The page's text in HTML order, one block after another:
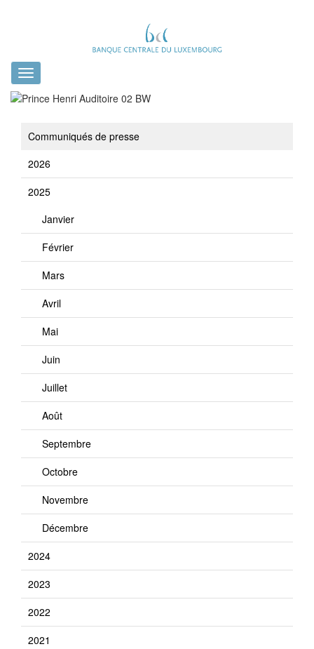
Toggle
navigation
Communiqués de presse
2026
2025
Janvier
Février
Mars
Avril
Mai
Juin
Juillet
Août
Septembre
Octobre
Novembre
Décembre
2024
2023
2022
2021